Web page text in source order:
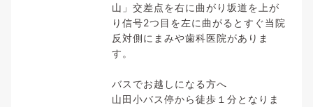
山」交差点を右に曲がり坂道を上が
り信号2つ目を左に曲がるとすぐ当院
反対側にまみや歯科医院がありま
す。
バスでお越しになる方へ
山田小バス停から徒歩１分となりま